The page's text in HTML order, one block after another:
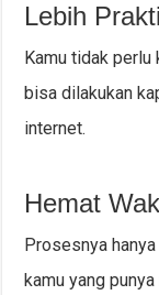
Lebih
Kamu tidak perlu
bisa dilakukan
internet.
Hemat
Prosesnya
kamu yang